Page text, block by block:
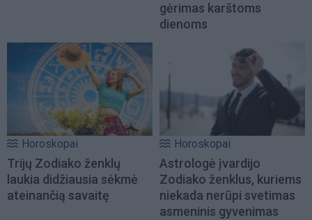
gėrimas karštoms
dienoms
Horoskopai
Trijų Zodiako ženklų
laukia didžiausia sėkmė
ateinančią savaitę
Horoskopai
Astrologė įvardijo
Zodiako ženklus, kuriems
niekada nerūpi svetimas
asmeninis gyvenimas